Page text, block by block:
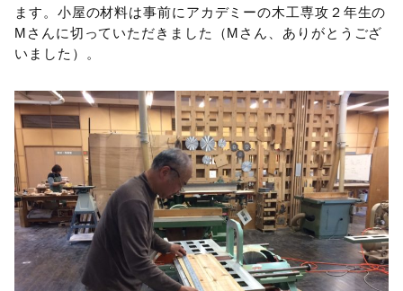
ます。小屋の材料は事前にアカデミーの木工専攻２年生の
Mさんに切っていただきました（Mさん、ありがとうござ
いました）。